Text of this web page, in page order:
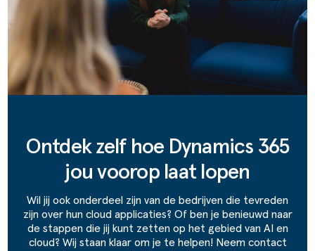
Ontdek zelf hoe Dynamics 365
jou voorop laat lopen
Wil jij ook onderdeel zijn van de bedrijven die tevreden
zijn over hun cloud applicaties? Of ben je benieuwd naar
de stappen die jij kunt zetten op het gebied van AI en
cloud? Wij staan klaar om je te helpen! Neem contact